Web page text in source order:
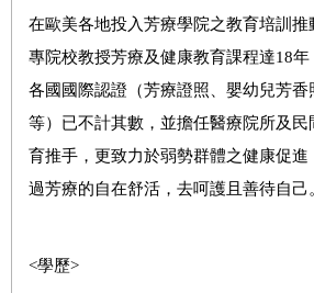
在歐美各地投入芳療學院之教育培訓
專院校教授芳療及健康教育課程達18
各國國際認證（芳療證照、嬰幼兒芳
等）已不計其數，並擔任醫療院所及民
育推手，更致力於弱勢群體之健康促進
過芳療的自在舒活，去呵護且善待自己
<學歷>